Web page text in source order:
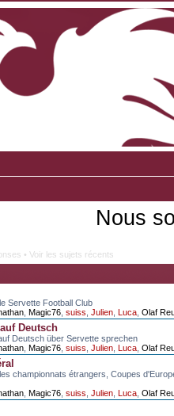
Nous
• Voir les sujets récents
Servette Football Club
Magic76 suiss Julien Luca Olaf
Deutsch
Deutsch über Servette sprechen
Magic76 suiss Julien Luca Olaf
championnats étrangers, Coupes
Magic76 suiss Julien Luca Olaf